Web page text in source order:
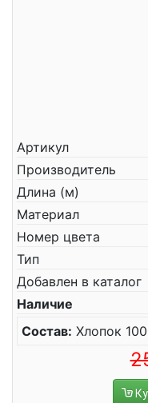
Артикул
Производитель
Длина (м)
Материал
Номер цвета
Тип
Добавлен в каталог
Наличие
Состав: Хлопок